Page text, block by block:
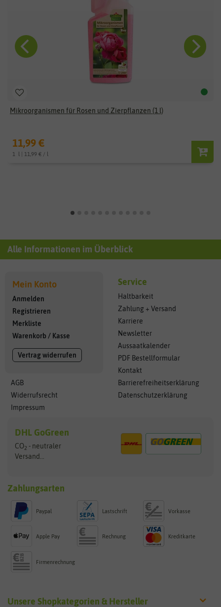
Mikroorganismen für Rosen und Zierpflanzen (1 l)
11,99 €
1 | 11,99 € / l
Alle Informationen im Überblick
Mein Konto
Anmelden
Registrieren
Merkliste
Warenkorb / Kasse
Vertrag widerrufen
AGB
Widerrufsrecht
Impressum
Service
Haltbarkeit
Zahlung + Versand
Karriere
Newsletter
Aussaatkalender
PDF Bestellformular
Kontakt
Barrierefreiheitserklärung
Datenschutzerklärung
DHL GoGreen
CO2 - neutraler
Versand...
Zahlungsarten
Paypal Lastschrift Vorkasse
Apple Pay Rechnung Kreditkarte
Firmenrechnung
Unsere Shopkategorien & Hersteller